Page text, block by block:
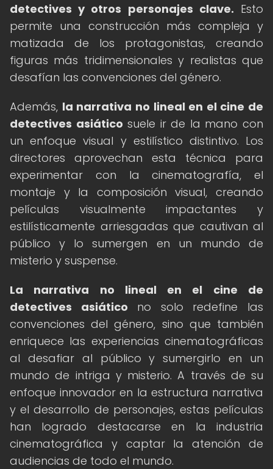
detectives y otros personajes clave. Esto
permite una construcción más compleja y
matizada de los protagonistas, creando
figuras más tridimensionales y realistas que
desafían las convenciones del género.
Además, la narrativa no lineal en el cine de
detectives asiático suele ir de la mano con
un enfoque visual y estilístico distintivo. Los
directores aprovechan esta técnica para
experimentar con la cinematografía, el
montaje y la composición visual, creando
películas visualmente impactantes y
estilísticamente arriesgadas que cautivan al
público y lo sumergen en un mundo de
misterio y suspense.
La narrativa no lineal en el cine de
detectives asiático no solo redefine las
convenciones del género, sino que también
enriquece las experiencias cinematográficas
al desafiar al público y sumergirlo en un
mundo de intriga y misterio. A través de su
enfoque innovador en la estructura narrativa
y el desarrollo de personajes, estas películas
han logrado destacarse en la industria
cinematográfica y captar la atención de
audiencias de todo el mundo.